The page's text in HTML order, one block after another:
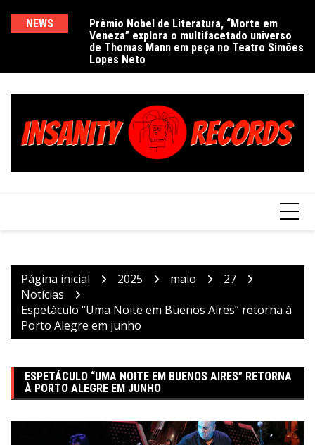
NEWS
Prêmio Nobel de Literatura, “Morte em
Veneza” explora o multifacetado universo
de Thomas Mann em peça no Teatro Simões
Lopes Neto
Página inicial 2025 maio
27
Notícias
Espetáculo “Uma Noite em Buenos Aires” retorna à
Porto Alegre em junho
ESPETÁCULO “UMA NOITE EM BUENOS AIRES” RETORNA
À PORTO ALEGRE EM JUNHO